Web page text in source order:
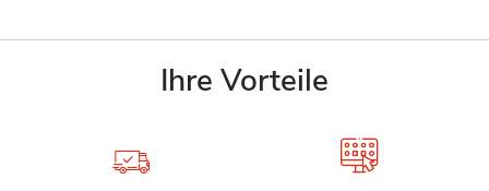
Ihre Vorteile